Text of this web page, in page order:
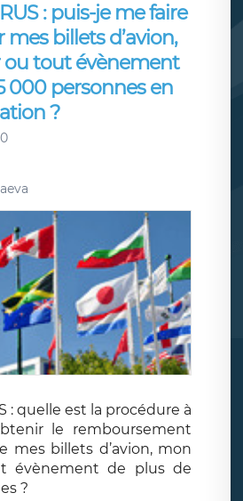
: puis-je me faire
billets d’avion,
ou tout évènement
000 personnes en
?
: quelle est la procédure à
le remboursement
mes billets d’avion, mon
évènement de plus de
?